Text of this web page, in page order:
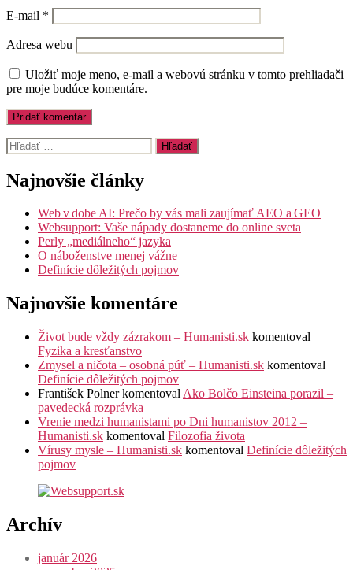
E-mail *
Adresa webu
Uložiť moje meno, e-mail a webovú stránku v tomto prehliadači
pre moje budúce komentáre.
Vyhľadať:
Najnovšie články
Web v dobe AI: Prečo by vás mali zaujímať AEO a GEO
Websupport: Vaše nápady dostaneme do online sveta
Perly „mediálneho“ jazyka
O náboženstve menej vážne
Definície dôležitých pojmov
Najnovšie komentáre
Život bude vždy zázrakom – Humanisti.sk komentoval
Fyzika a kresťanstvo
Zmysel a ničota – osobná púť – Humanisti.sk komentoval
Definície dôležitých pojmov
František Polnerkomentoval Ako Bolčo Einsteina porazil –
pavedecká rozprávka
Vrenie medzi humanistami po Dni humanistov 2012 –
Humanisti.sk komentoval Filozofia života
Vírusy mysle – Humanisti.sk komentoval Definície dôležitých
pojmov
Archív
január 2026